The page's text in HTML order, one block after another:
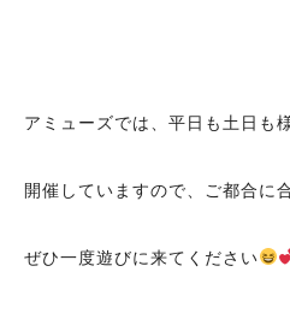
アミューズでは、平日も土日も
開催していますので、ご都合に
ぜひ一度遊びに来てください